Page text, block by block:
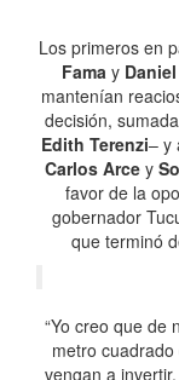
Los primeros en
Fama y
mantenían
decisión,
Edith Terenzi– y
Carlos Arce y
favor de la
gobernador
que terminó
“Yo creo que de
metro
vengan a